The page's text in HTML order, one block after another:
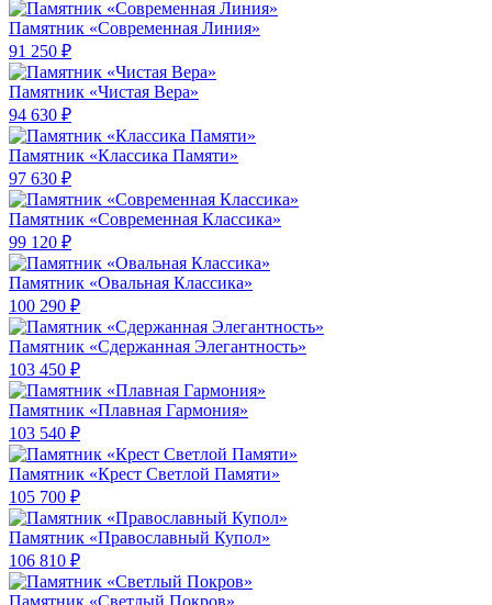
Памятник «Современная Линия»
91 250 ₽
Памятник «Чистая Вера»
94 630 ₽
Памятник «Классика Памяти»
97 630 ₽
Памятник «Современная Классика»
99 120 ₽
Памятник «Овальная Классика»
100 290 ₽
Памятник «Сдержанная Элегантность»
103 450 ₽
Памятник «Плавная Гармония»
103 540 ₽
Памятник «Крест Светлой Памяти»
105 700 ₽
Памятник «Православный Купол»
106 810 ₽